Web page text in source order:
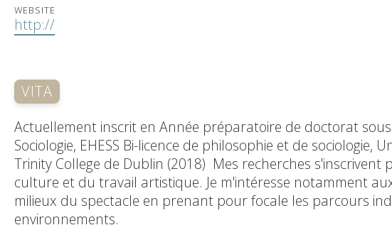
WEBSITE
http://
VITA
Actuellement inscrit en Année préparatoire de doctorat
Sociologie, EHESS Bi-licence de philosophie et de
Trinity College de Dublin (2018) Mes recherches
culture et du travail artistique. Je m'intéresse notamment
milieux du spectacle en prenant pour focale les parcours
environnements.